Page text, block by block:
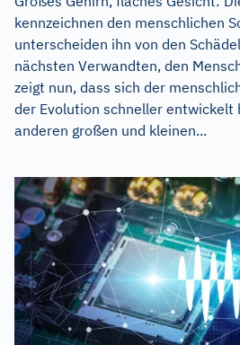
kennzeichnen den menschlichen
unterscheiden ihn von den
nächsten Verwandten, den
zeigt nun, dass sich der
der Evolution schneller entwickelt
anderen großen und kleinen...